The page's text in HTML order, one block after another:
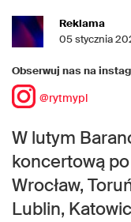
Reklama
05 stycznia
Obserwuj nas na
@rytmypl
W lutym
koncertową
Wrocław,
Lublin,